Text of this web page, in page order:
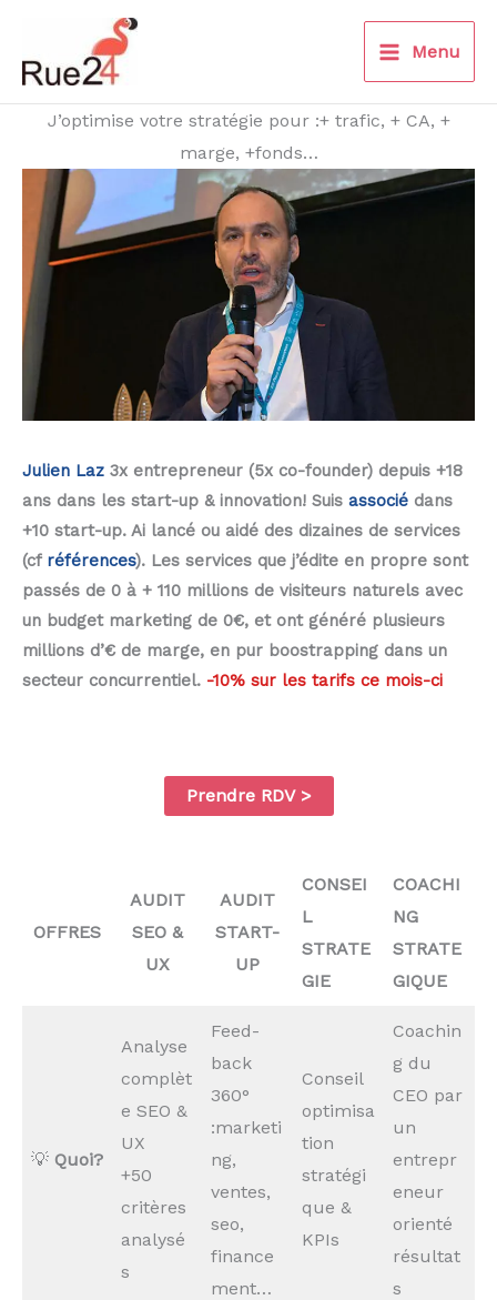
contenu
Menu
J’optimise votre stratégie pour :+ trafic, + CA, +
marge, +fonds…
Julien Laz 3x entrepreneur (5x co-founder) depuis +18
ans dans les start-up & innovation! Suis associé dans
+10 start-up. Ai lancé ou aidé des dizaines de services
(cf références). Les services que j’édite en propre sont
passés de 0 à + 110 millions de visiteurs naturels avec
un budget marketing de 0€, et ont généré plusieurs
millions d’€ de marge, en pur boostrapping dans un
secteur concurrentiel. -10% sur les tarifs ce mois-ci
Prendre RDV >
OFFRES
AUDIT
SEO&
UX
AUDIT
START-
UP
CONSEI
L
STRATE
GIE
COACHI
NG
STRATE
GIQUE
💡 Quoi?
Analyse
complèt
e SEO &
UX
+50
critères
analysé
s
Feed-
back
360°
:marketi
ng,
ventes,
seo,
finance
ment…
Conseil
optimisa
tion
stratégi
que &
KPIs
Coachin
g du
CEO par
un
entrepr
eneur
orienté
résultat
s